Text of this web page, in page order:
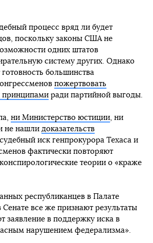
процесс вряд ли будет
поскольку законы США не
одних штатов
систему других. Однако
большинства
пожертвовать
принципами ради партийной выгоды.
ни Министерство юстиции, ни
не нашли доказательств
иск генпрокурора Техаса и
фактически повторяют
теории о «краже
республиканцев в Палате
Сенате все же признают результаты
заявление в поддержку иска в
нарушением федерализма».